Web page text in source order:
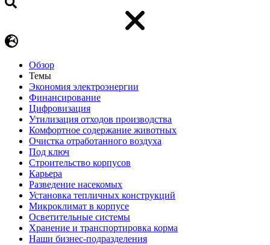
Обзор
Темы
Экономия электроэнергии
Финансирование
Цифровизация
Утилизация отходов производства
Комфортное содержание животных
Очистка отработанного воздуха
Под ключ
Строительство корпусов
Карьера
Разведение насекомых
Установка тепличных конструкций
Микроклимат в корпусе
Осветительные системы
Хранение и транспортировка корма
Наши бизнес-подразделения